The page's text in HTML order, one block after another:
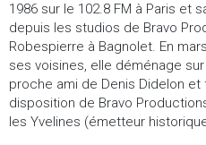
1986 sur le 102.8 FM à Paris et
depuis les studios de Bravo
Robespierre à Bagnolet. En
ses voisines, elle déménage
proche ami de Denis Didelon et
disposition de Bravo
les Yvelines (émetteur